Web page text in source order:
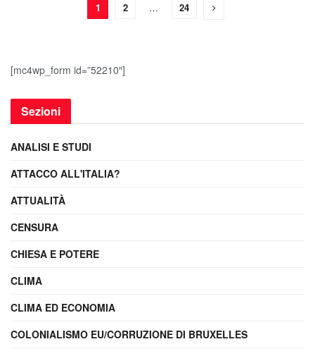
1 2 … 24
[mc4wp_form id=”52210″]
Sezioni
ANALISI E STUDI
ATTACCO ALL'ITALIA?
ATTUALITÀ
CENSURA
CHIESA E POTERE
CLIMA
CLIMA ED ECONOMIA
COLONIALISMO EU/CORRUZIONE DI BRUXELLES